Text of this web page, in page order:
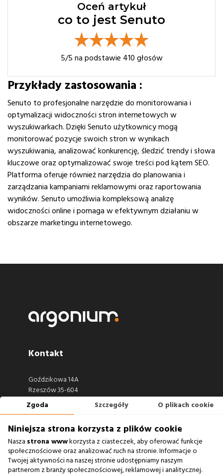
Oceń artykuł
co to jest Senuto
5/5 na podstawie 410 głosów
Przykłady zastosowania :
Senuto to profesjonalne narzędzie do monitorowania i
optymalizacji widoczności stron internetowych w
wyszukiwarkach. Dzięki Senuto użytkownicy mogą
monitorować pozycje swoich stron w wynikach
wyszukiwania, analizować konkurencję, śledzić trendy i słowa
kluczowe oraz optymalizować swoje treści pod kątem SEO.
Platforma oferuje również narzędzia do planowania i
zarządzania kampaniami reklamowymi oraz raportowania
wyników. Senuto umożliwia kompleksową analizę
widoczności online i pomaga w efektywnym działaniu w
obszarze marketingu internetowego.
Kontakt
Goździkowa 14A
Rzeszów 35-604
Zobacz również
Zgoda Szczegóły O plikach cookie
Niniejsza strona korzysta z plików cookie
Nasza strona wwwkorzysta z ciasteczek, aby oferować funkcje
społecznościowe oraz analizować ruch na stronie. Informacje o
Twojej aktywności na naszej stronie udostępniamy naszym
partnerom z branży społecznościowej, reklamowej i analitycznej.